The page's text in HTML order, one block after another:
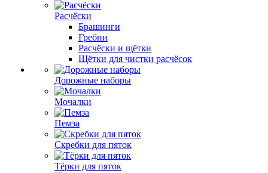
Расчёски
Брашинги
Гребни
Расчёски и щётки
Щётки для чистки расчёсок
Дорожные наборы
Мочалки
Пемза
Скребки для пяток
Тёрки для пяток